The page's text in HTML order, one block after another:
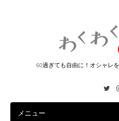
60過ぎても自由に！オシャレ
メニュー